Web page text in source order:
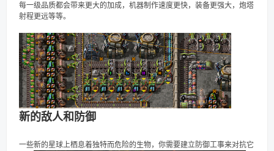
每一级品质都会带来更大的加成，机器制作速度更快，装备更强大，炮塔
射程更远等等。
新的敌人和防御
一些新的星球上栖息着独特而危险的生物，你需要建立防御工事来对抗它